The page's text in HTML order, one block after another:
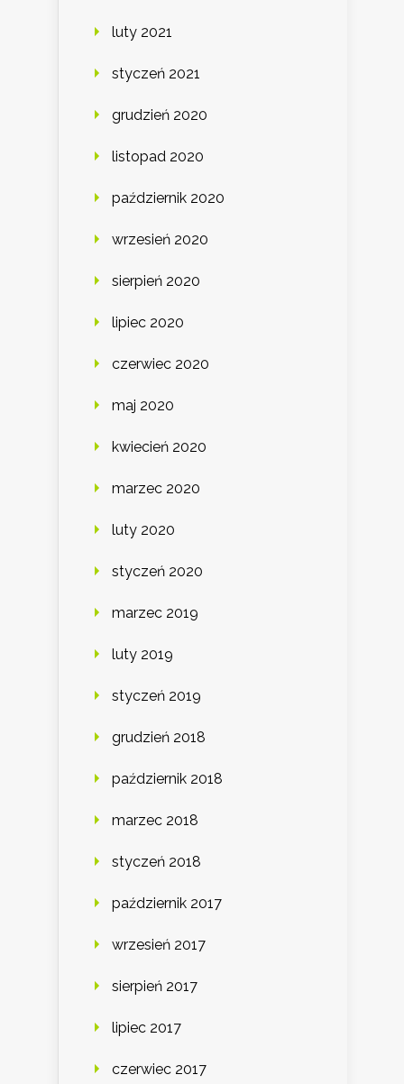
luty 2021
styczeń 2021
grudzień 2020
listopad 2020
październik 2020
wrzesień 2020
sierpień 2020
lipiec 2020
czerwiec 2020
maj 2020
kwiecień 2020
marzec 2020
luty 2020
styczeń 2020
marzec 2019
luty 2019
styczeń 2019
grudzień 2018
październik 2018
marzec 2018
styczeń 2018
październik 2017
wrzesień 2017
sierpień 2017
lipiec 2017
czerwiec 2017